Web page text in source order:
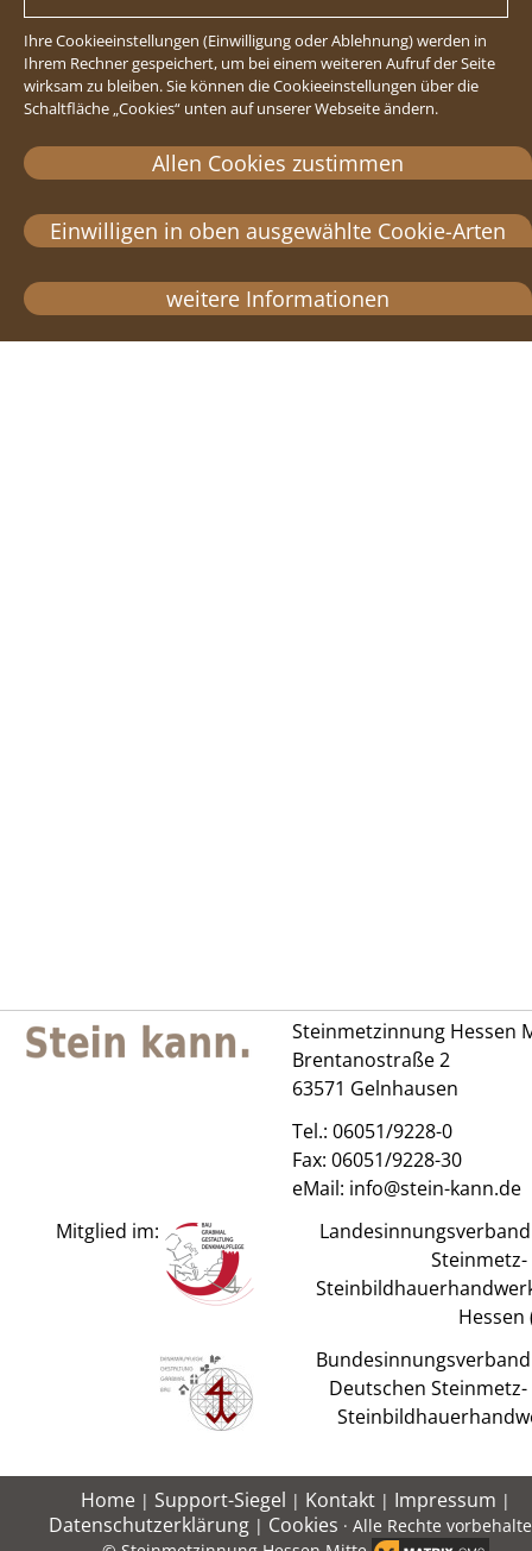
Steinmetzinnung Hessen
Brentanostraße 2
63571 Gelnhausen
Tel.:06051/9228-0
Fax: 06051/9228-30
eMail: info@stein-kann.de
Mitglied im:
Hessen
Deutschen
Home | Support-Siegel | Kontakt | Impressum |
Datenschutzerklärung | Cookies · Alle Rechte
Ihre Cookieeinstellungen (Einwilligung oder Ablehnung) werden in
Ihrem Rechner gespeichert, um bei einem weiteren Aufruf der Seite
wirksam zu bleiben. Sie können die Cookieeinstellungen über die
Schaltfläche „Cookies“ unten auf unserer Webseite ändern.
Allen Cookies zustimmen
Einwilligen in oben ausgewählte Cookie-Arten
weitere Informationen